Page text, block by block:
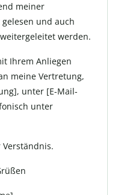
meiner
und auch
werden.
Ihrem Anliegen
meine Vertretung,
unter [E-Mail-
unter